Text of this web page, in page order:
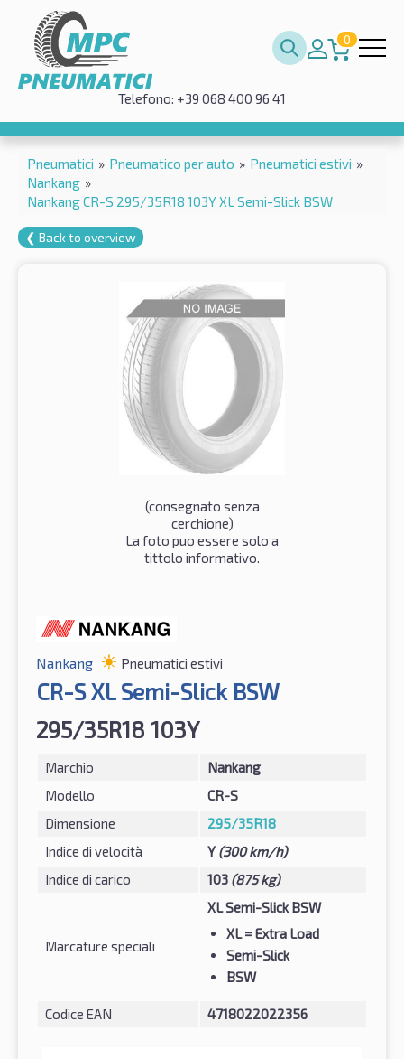
0
Telefono: +39 068 400 96 41
Pneumatici » Pneumatico per auto » Pneumatici estivi »
Nankang »
Nankang CR-S 295/35R18 103Y XL Semi-Slick BSW
❮ Back to overview
(consegnato senza
cerchione)
La foto puo essere solo a
tittolo informativo.
Nankang Pneumatici estivi
CR-S XL Semi-Slick BSW
295/35R18 103Y
Marchio
Nankang
Modello
CR-S
Dimensione
295/35R18
Indice di velocità
Y (300 km/h)
Indice di carico
103 (875 kg)
Marcature speciali
XL Semi-Slick BSW
XL= Extra Load
Semi-Slick
BSW
Codice EAN 4718022022356